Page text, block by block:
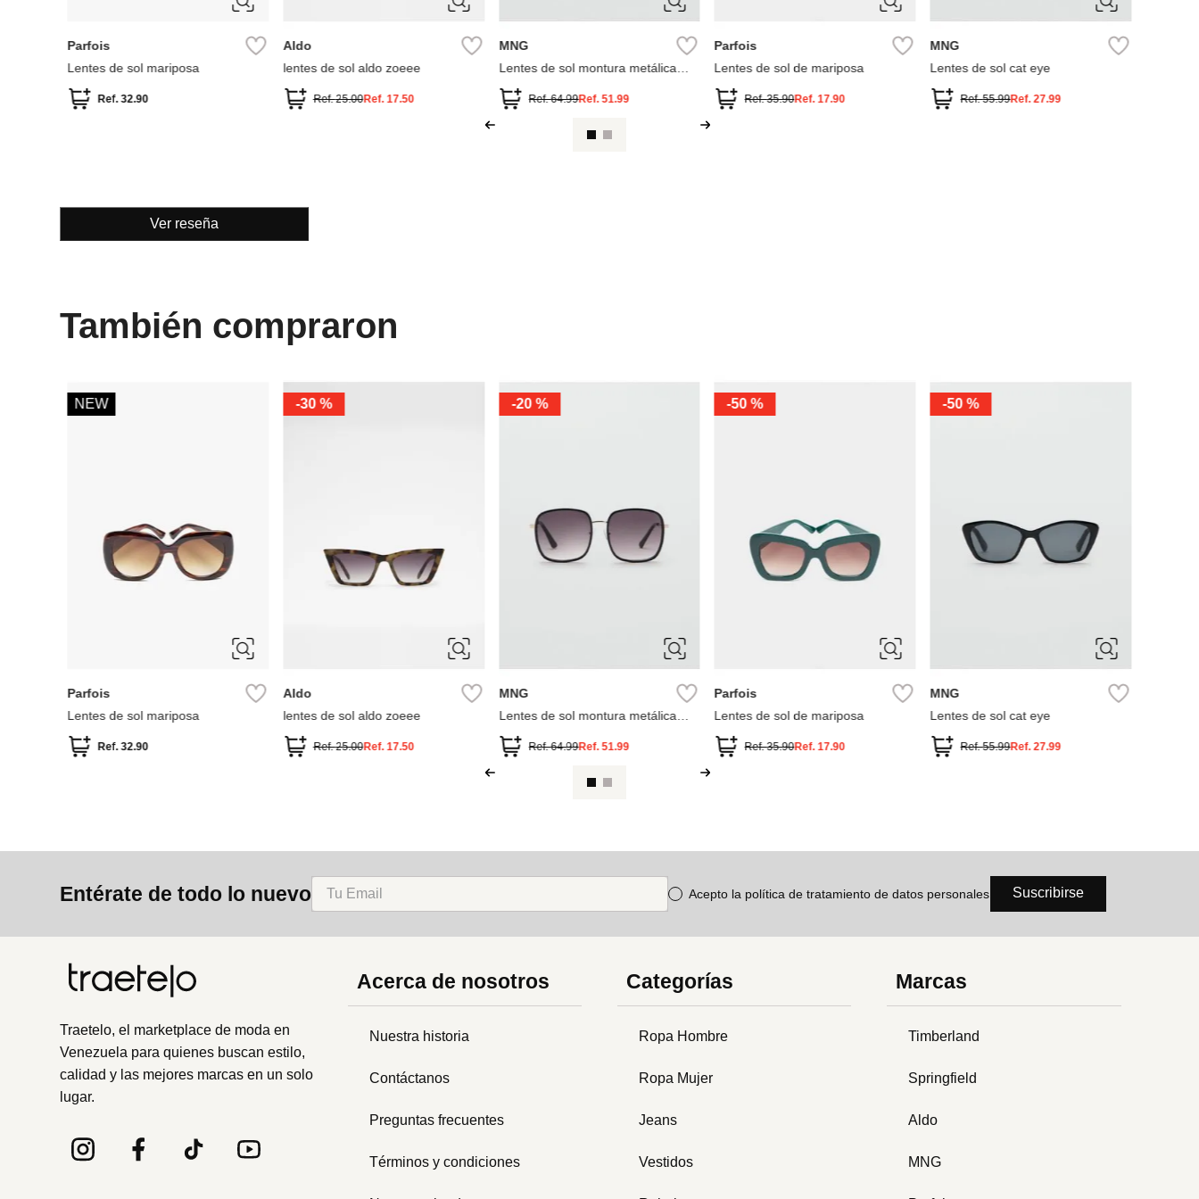
Parfois
Lentes de sol mariposa
Ref.32.90
Aldo
lentes de sol aldo zoeee
Ref.25.00Ref.17.50
MNG
Lentes de sol montura metálica
Ref.64.99Ref.51.99
Parfois
Lentes de sol de mariposa
Ref.35.90Ref.17.90
MNG
Lentes de sol cat eye
Ref.55.99Ref.27.99
Ver reseña
También compraron
NEW
Parfois
Lentes de sol mariposa
Ref.32.90
-30 %
Aldo
lentes de sol aldo zoeee
Ref.25.00Ref.17.50
-20 %
MNG
Lentes de sol montura metálica
Ref.64.99Ref.51.99
-50 %
Parfois
Lentes de sol de mariposa
Ref.35.90Ref.17.90
-50 %
MNG
Lentes de sol cat eye
Ref.55.99Ref.27.99
Entérate de todo lo nuevo Acepto la política de tratamiento de datos personales Suscribirse
Traetelo, el marketplace de moda en
Venezuela para quienes buscan estilo,
calidad y las mejores marcas en un solo
lugar.
Acerca de nosotros
Nuestra historia
Contáctanos
Preguntas frecuentes
Términos y condiciones
Categorías
Ropa Hombre
Ropa Mujer
Jeans
Vestidos
Marcas
Timberland
Springfield
Aldo
MNG